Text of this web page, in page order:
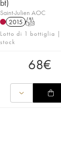
bt)
Saint-Julien AOC
2015 T
Lotto di 1 bottiglia
stock
68€